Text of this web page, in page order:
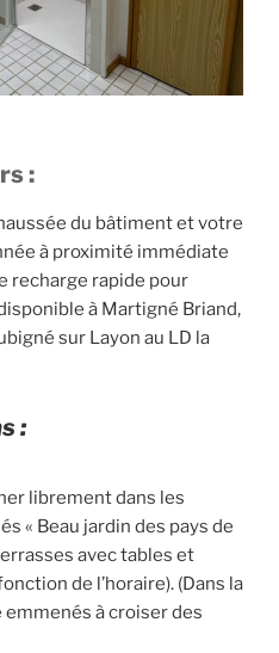
:
du bâtiment et votre
à proximité immédiate
recharge rapide pour
à Martigné Briand,
sur Layon au LD la
:
librement dans les
« Beau jardin des pays de
avec tables et
de l’horaire). (Dans la
à croiser des